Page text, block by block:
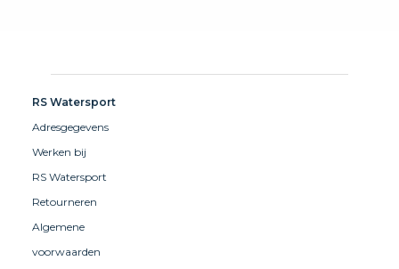
RS Watersport
Adresgegevens
Werken bij
RS Watersport
Retourneren
Algemene
voorwaarden